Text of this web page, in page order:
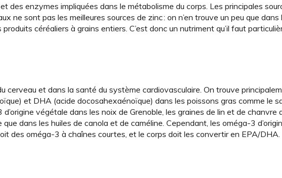
des enzymes impliquées dans le métabolisme du corps. Les principales
ne sont pas les meilleures sources de zinc : on n’en trouve un peu que dans
céréaliers à grains entiers. C’est donc un nutriment qu’il faut
cerveau et dans la santé du système cardiovasculaire. On trouve
et DHA (acide docosahexaénoïque) dans les poissons gras comme le
végétale dans les noix de Grenoble, les graines de lin et de chanvre
dans les huiles de canola et de caméline. Cependant, les oméga-3
des oméga-3 à chaînes courtes, et le corps doit les convertir en EPA/DHA.